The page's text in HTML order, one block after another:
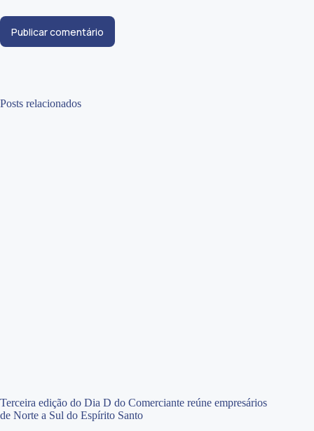
Publicar comentário
Posts relacionados
Terceira edição do Dia D do Comerciante reúne empresários
de Norte a Sul do Espírito Santo